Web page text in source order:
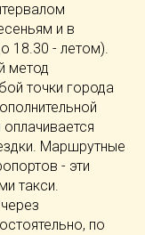
и в
18.30 - летом).
метод
точки города
Маршрутные
- эти
такси.
по